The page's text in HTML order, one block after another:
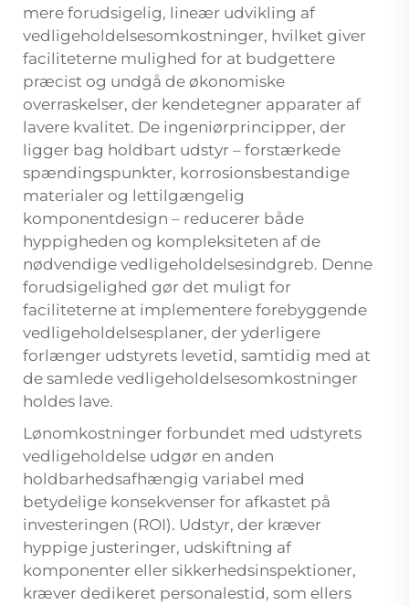
mere forudsigelig, lineær udvikling af
vedligeholdelsesomkostninger, hvilket giver
faciliteterne mulighed for at budgettere
præcist og undgå de økonomiske
overraskelser, der kendetegner apparater af
lavere kvalitet. De ingeniørprincipper, der
ligger bag holdbart udstyr – forstærkede
spændingspunkter, korrosionsbestandige
materialer og lettilgængelig
komponentdesign – reducerer både
hyppigheden og kompleksiteten af de
nødvendige vedligeholdelsesindgreb. Denne
forudsigelighed gør det muligt for
faciliteterne at implementere forebyggende
vedligeholdelsesplaner, der yderligere
forlænger udstyrets levetid, samtidig med at
de samlede vedligeholdelsesomkostninger
holdes lave.
Lønomkostninger forbundet med udstyrets
vedligeholdelse udgør en anden
holdbarhedsafhængig variabel med
betydelige konsekvenser for afkastet på
investeringen (ROI). Udstyr, der kræver
hyppige justeringer, udskiftning af
komponenter eller sikkerhedsinspektioner,
kræver dedikeret personalestid, som ellers